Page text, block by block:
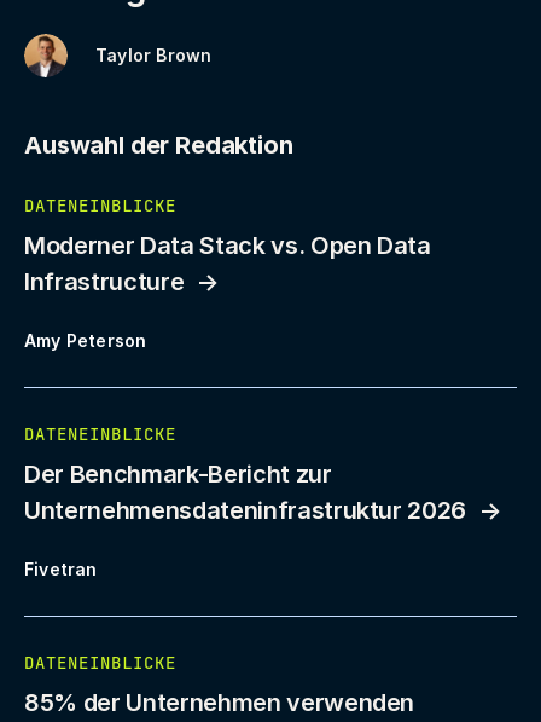
Taylor Brown
Auswahl der Redaktion
DATENEINBLICKE
Moderner Data Stack vs. Open Data
Infrastructure
Amy Peterson
DATENEINBLICKE
Der Benchmark-Bericht zur
Unternehmensdateninfrastruktur 2026
Fivetran
DATENEINBLICKE
85% der Unternehmen verwenden